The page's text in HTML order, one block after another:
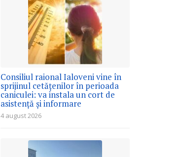
Consiliul raional Ialoveni vine în
sprijinul cetățenilor în perioada
caniculei: va instala un cort de
asistență și informare
4 august 2026